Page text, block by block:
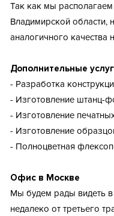
Так как мы
Владимирской области,
аналогичного
Дополнительные
- Разработка
- Изготовление штанц-
- Изготовление
- Изготовление
- Полноцветная
Офис в Москве
Мы будем рады видеть
недалеко от третьего